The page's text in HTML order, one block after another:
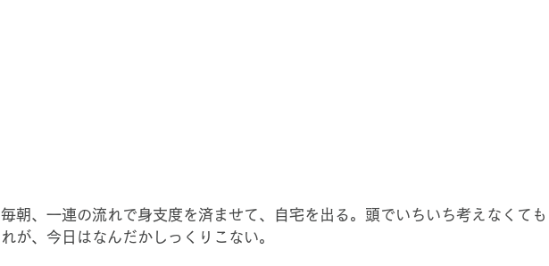
毎朝、一連の流れで身支度を済ませて、自宅を出る。頭でいちいち考えなくて
れが、今日はなんだかしっくりこない。